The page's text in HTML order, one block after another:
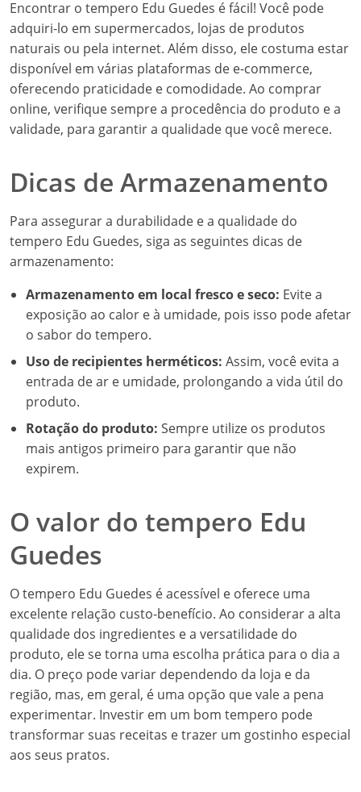
Encontrar o tempero Edu Guedes é fácil! Você pode
adquiri-lo em supermercados, lojas de produtos
naturais ou pela internet. Além disso, ele costuma estar
disponível em várias plataformas de e-commerce,
oferecendo praticidade e comodidade. Ao comprar
online, verifique sempre a procedência do produto e a
validade, para garantir a qualidade que você merece.
Dicas de Armazenamento
Para assegurar a durabilidade e a qualidade do
tempero Edu Guedes, siga as seguintes dicas de
armazenamento:
Armazenamento em local fresco e seco: Evite a
exposição ao calor e à umidade, pois isso pode afetar
o sabor do tempero.
Uso de recipientes herméticos: Assim, você evita a
entrada de ar e umidade, prolongando a vida útil do
produto.
Rotação do produto: Sempre utilize os produtos
mais antigos primeiro para garantir que não
expirem.
O valor do tempero Edu
Guedes
O tempero Edu Guedes é acessível e oferece uma
excelente relação custo-benefício. Ao considerar a alta
qualidade dos ingredientes e a versatilidade do
produto, ele se torna uma escolha prática para o dia a
dia. O preço pode variar dependendo da loja e da
região, mas, em geral, é uma opção que vale a pena
experimentar. Investir em um bom tempero pode
transformar suas receitas e trazer um gostinho especial
aos seus pratos.